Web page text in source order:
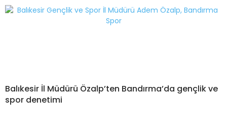
Balıkesir İl Müdürü Özalp’ten Bandırma’da gençlik ve
spor denetimi